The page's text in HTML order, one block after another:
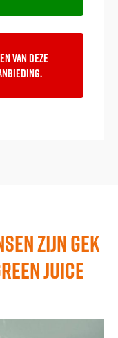
van deze
zijn GEK
Juice